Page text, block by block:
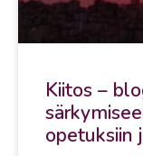
Kiitos –
opetuksiin